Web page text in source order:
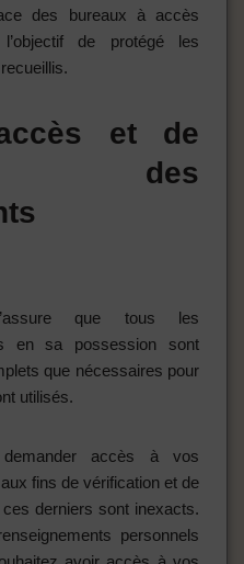
des bureaux à accès
de protégé les
et de
des
que tous les
en sa possession sont
que nécessaires pour
utilisés.
accès à vos
fins de vérification et de
derniers sont inexacts.
personnels